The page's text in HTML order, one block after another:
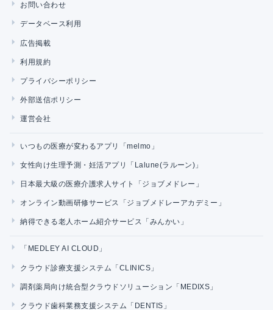
お問い合わせ
データベース利用
広告掲載
利用規約
プライバシーポリシー
外部送信ポリシー
運営会社
いつもの医療が変わるアプリ「melmo」
女性向け生理予測・妊活アプリ「Lalune(ラルーン)」
日本最大級の医療介護求人サイト「ジョブメドレー」
オンライン動画研修サービス「ジョブメドレーアカデミー」
納得できる老人ホーム紹介サービス「みんかい」
「MEDLEY AI CLOUD」
クラウド診療支援システム「CLINICS」
調剤薬局向け統合型クラウドソリューション「MEDIXS」
クラウド歯科業務支援システム「DENTIS」